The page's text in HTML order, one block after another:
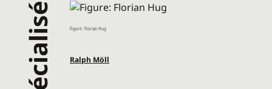
Figure: Florian Hug
Ralph Möll